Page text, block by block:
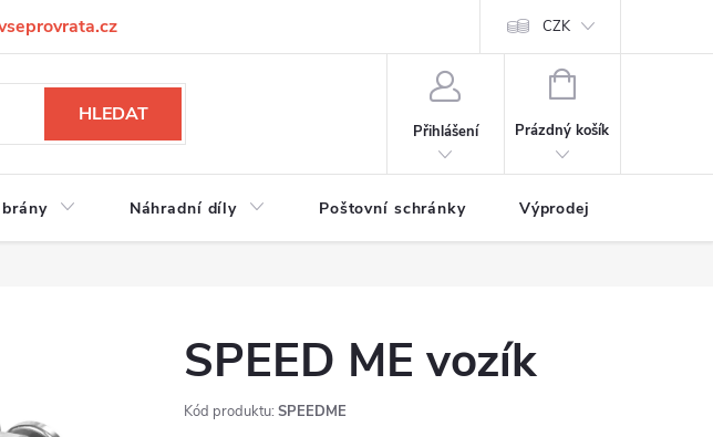
Novinky CZK
HLEDAT
Přihlášení
NÁKUPNÍ
Prázdný košík
Náhradní díly Poštovní schránky Výprodej
SPEED ME vozík
Kód produktu: SPEEDME